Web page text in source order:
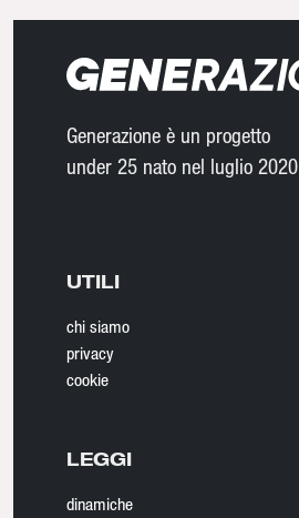
Generazione è un progetto
under 25 nato nel luglio 2020
UTILI
chi siamo
privacy
cookie
LEGGI
dinamiche